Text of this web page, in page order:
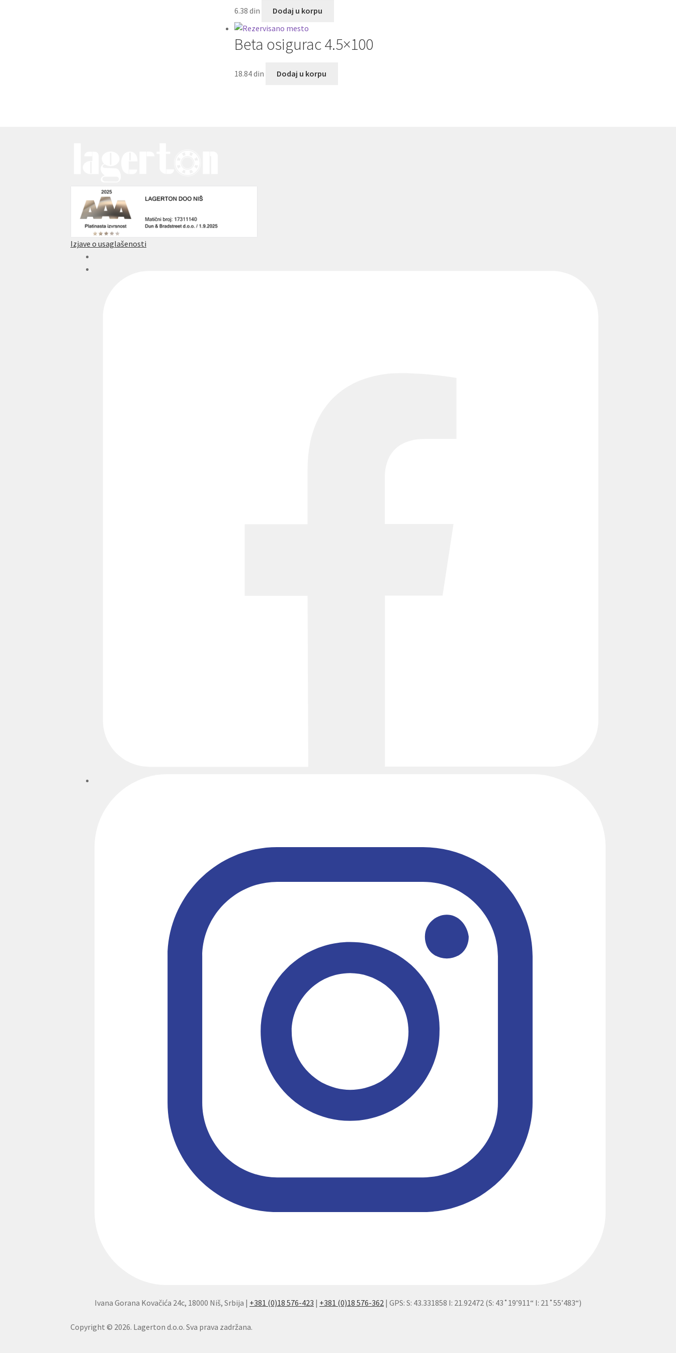
6.38 din Dodaj u korpu
Beta osigurac 4.5×100
18.84din Dodaj u korpu
Izjave o usaglašenosti
Ivana Gorana Kovačića 24c, 18000 Niš, Srbija | +381 (0)18 576-423 | +381 (0)18 576-362 | GPS: S: 43.331858 I: 21.92472 (S: 43˚19’911“ I: 21˚55’483“)
Copyright © 2026. Lagerton d.o.o. Sva prava zadržana.